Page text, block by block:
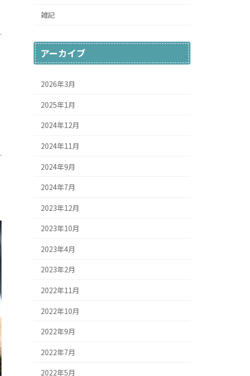
雑記
アーカイブ
2026年3月
2025年1月
2024年12月
2024年11月
2024年9月
2024年7月
2023年12月
2023年10月
2023年4月
2023年2月
2022年11月
2022年10月
2022年9月
2022年7月
2022年5月